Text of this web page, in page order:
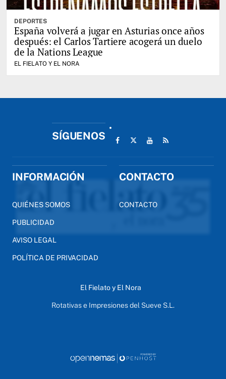
DEPORTES
España volverá a jugar en Asturias once años
después: el Carlos Tartiere acogerá un duelo
de la Nations League
EL FIELATO Y EL NORA
SÍGUENOS
INFORMACIÓN
QUIÉNES SOMOS
PUBLICIDAD
AVISO LEGAL
POLÍTICA DE PRIVACIDAD
CONTACTO
CONTACTO
El Fielato y El Nora
Rotativas e Impresiones del Sueve S.L.